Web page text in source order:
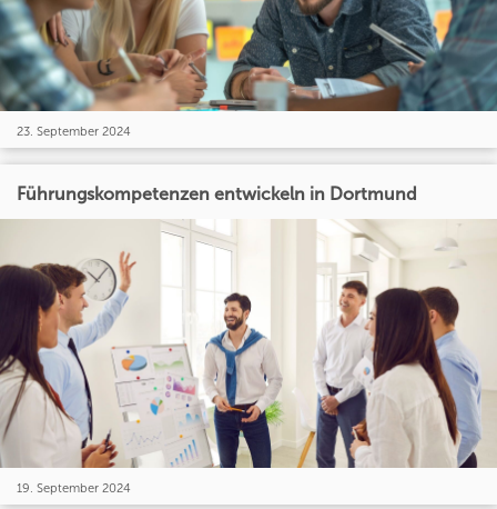
23. September 2024
Führungskompetenzen entwickeln in Dortmund
19. September 2024